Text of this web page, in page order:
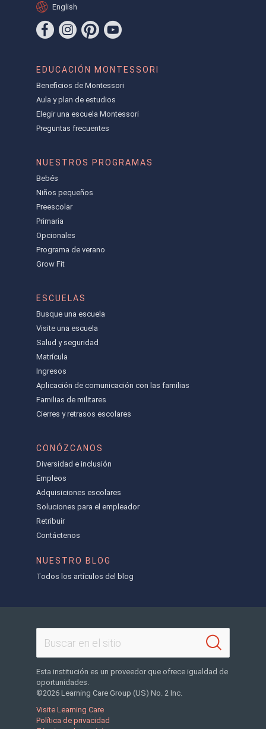
English
EDUCACIÓN MONTESSORI
Beneficios de Montessori
Aula y plan de estudios
Elegir una escuela Montessori
Preguntas frecuentes
NUESTROS PROGRAMAS
Bebés
Niños pequeños
Preescolar
Primaria
Opcionales
Programa de verano
Grow Fit
ESCUELAS
Busque una escuela
Visite una escuela
Salud y seguridad
Matrícula
Ingresos
Aplicación de comunicación con las familias
Familias de militares
Cierres y retrasos escolares
CONÓZCANOS
Diversidad e inclusión
Empleos
Adquisiciones escolares
Soluciones para el empleador
Retribuir
Contáctenos
NUESTRO BLOG
Todos los artículos del blog
Esta institución es un proveedor que ofrece igualdad de
oportunidades.
©2026 Learning Care Group (US) No. 2 Inc.
Visite Learning Care
Política de privacidad